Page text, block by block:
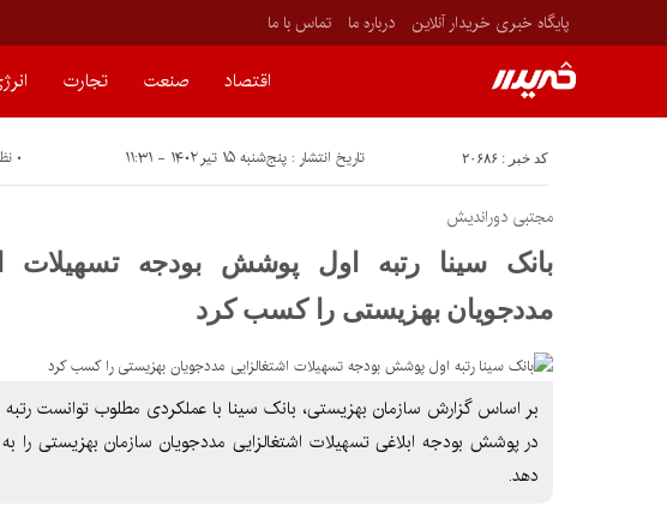
پایگاه خبری خریدار آنلاین درباره ما تماس با ما
اقتصاد صنعت تجارت
کد خبر : ۲۰۶۸۶ تاریخ انتشار : پنج‌شنبه ۱۵ تیر ۱۴۰۲ - ۱۱:۳۱ ۰ نظر
مجتبی دوراندیش
بانک سینا رتبه اول پوشش بودجه تسهیلات
مددجویان بهزیستی را کسب کرد
بر اساس گزارش‌ سازمان بهزیستی، بانک سینا با عملکردی مطلوب توانست رتبه
در پوشش بودجه ابلاغی تسهیلات اشتغالزایی مددجویان سازمان بهزیستی
دهد.